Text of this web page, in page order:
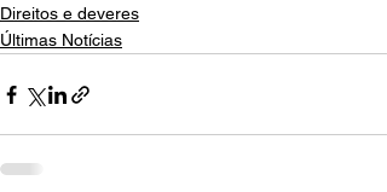
Direitos e deveres
Últimas Notícias